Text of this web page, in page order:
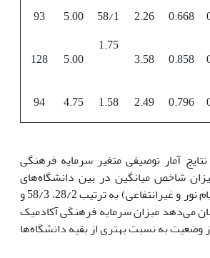
0.668
2.26
58/1
5.00
93
0.858
3.58
1.75
5.00
128
0.796
2.49
1.58
4.75
94
به نتایج آمار توصیفی متغیر سرمایه فرهنگی
شاخص میانگین در بین دانشگاه‌های
مورد بررسی (آزاد، پیام نور و غیرانتفاعی) به ترتیب 28/2، 58/3 و
می‌دهد میزان سرمایه فرهنگی آکادمیک
وضعیت به نسبت بهتری از بقیه دانشگاه‌ها